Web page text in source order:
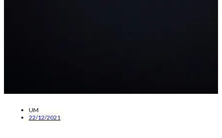
UM
22/12/2021